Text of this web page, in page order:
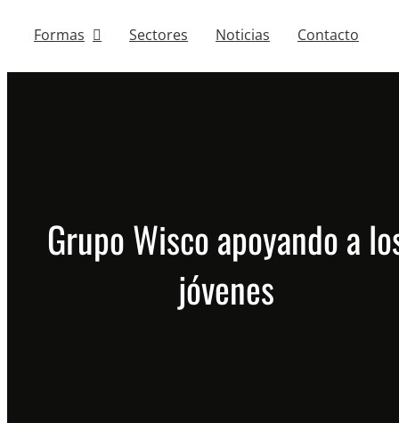
Formas Sectores Noticias Contacto
Grupo Wisco apoyando a
jóvenes